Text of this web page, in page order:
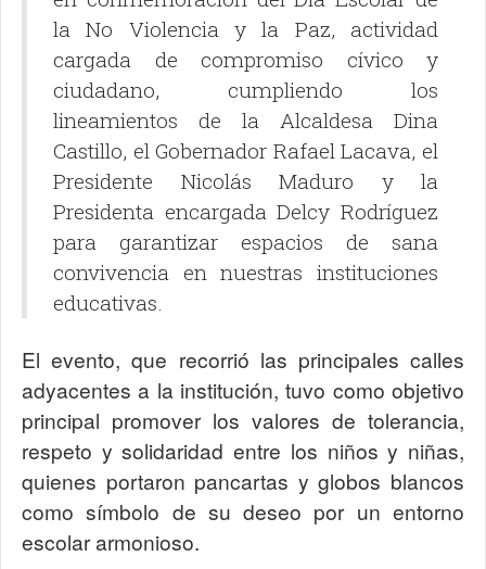
la No Violencia y la Paz, actividad
cargada de compromiso cívico y
ciudadano, cumpliendo los
lineamientos de la Alcaldesa Dina
Castillo, el Gobernador Rafael Lacava, el
Presidente Nicolás Maduro y la
Presidenta encargada Delcy Rodríguez
para garantizar espacios de sana
convivencia en nuestras instituciones
educativas.
El evento, que recorrió las principales calles
adyacentes a la institución, tuvo como objetivo
principal promover los valores de tolerancia,
respeto y solidaridad entre los niños y niñas,
quienes portaron pancartas y globos blancos
como símbolo de su deseo por un entorno
escolar armonioso.